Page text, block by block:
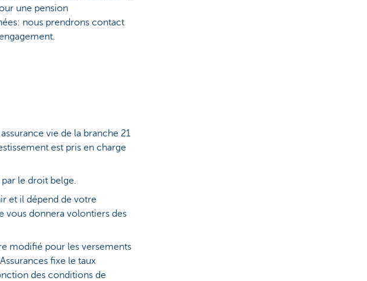
une pension
nous prendrons contact
vie de la branche 21
est pris en charge
le droit belge.
et il dépend de votre
vous donnera volontiers des
modifié pour les versements
fixe le taux
des conditions de